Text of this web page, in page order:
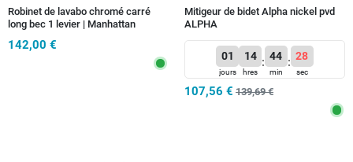
Robinet de lavabo chromé carré
long bec 1 levier | Manhattan
142,00 €
Mitigeur de bidet Alpha nickel pvd
ALPHA
01
jours
14
hres
: 44
min
: 26
sec
107,56 € 139,69 €